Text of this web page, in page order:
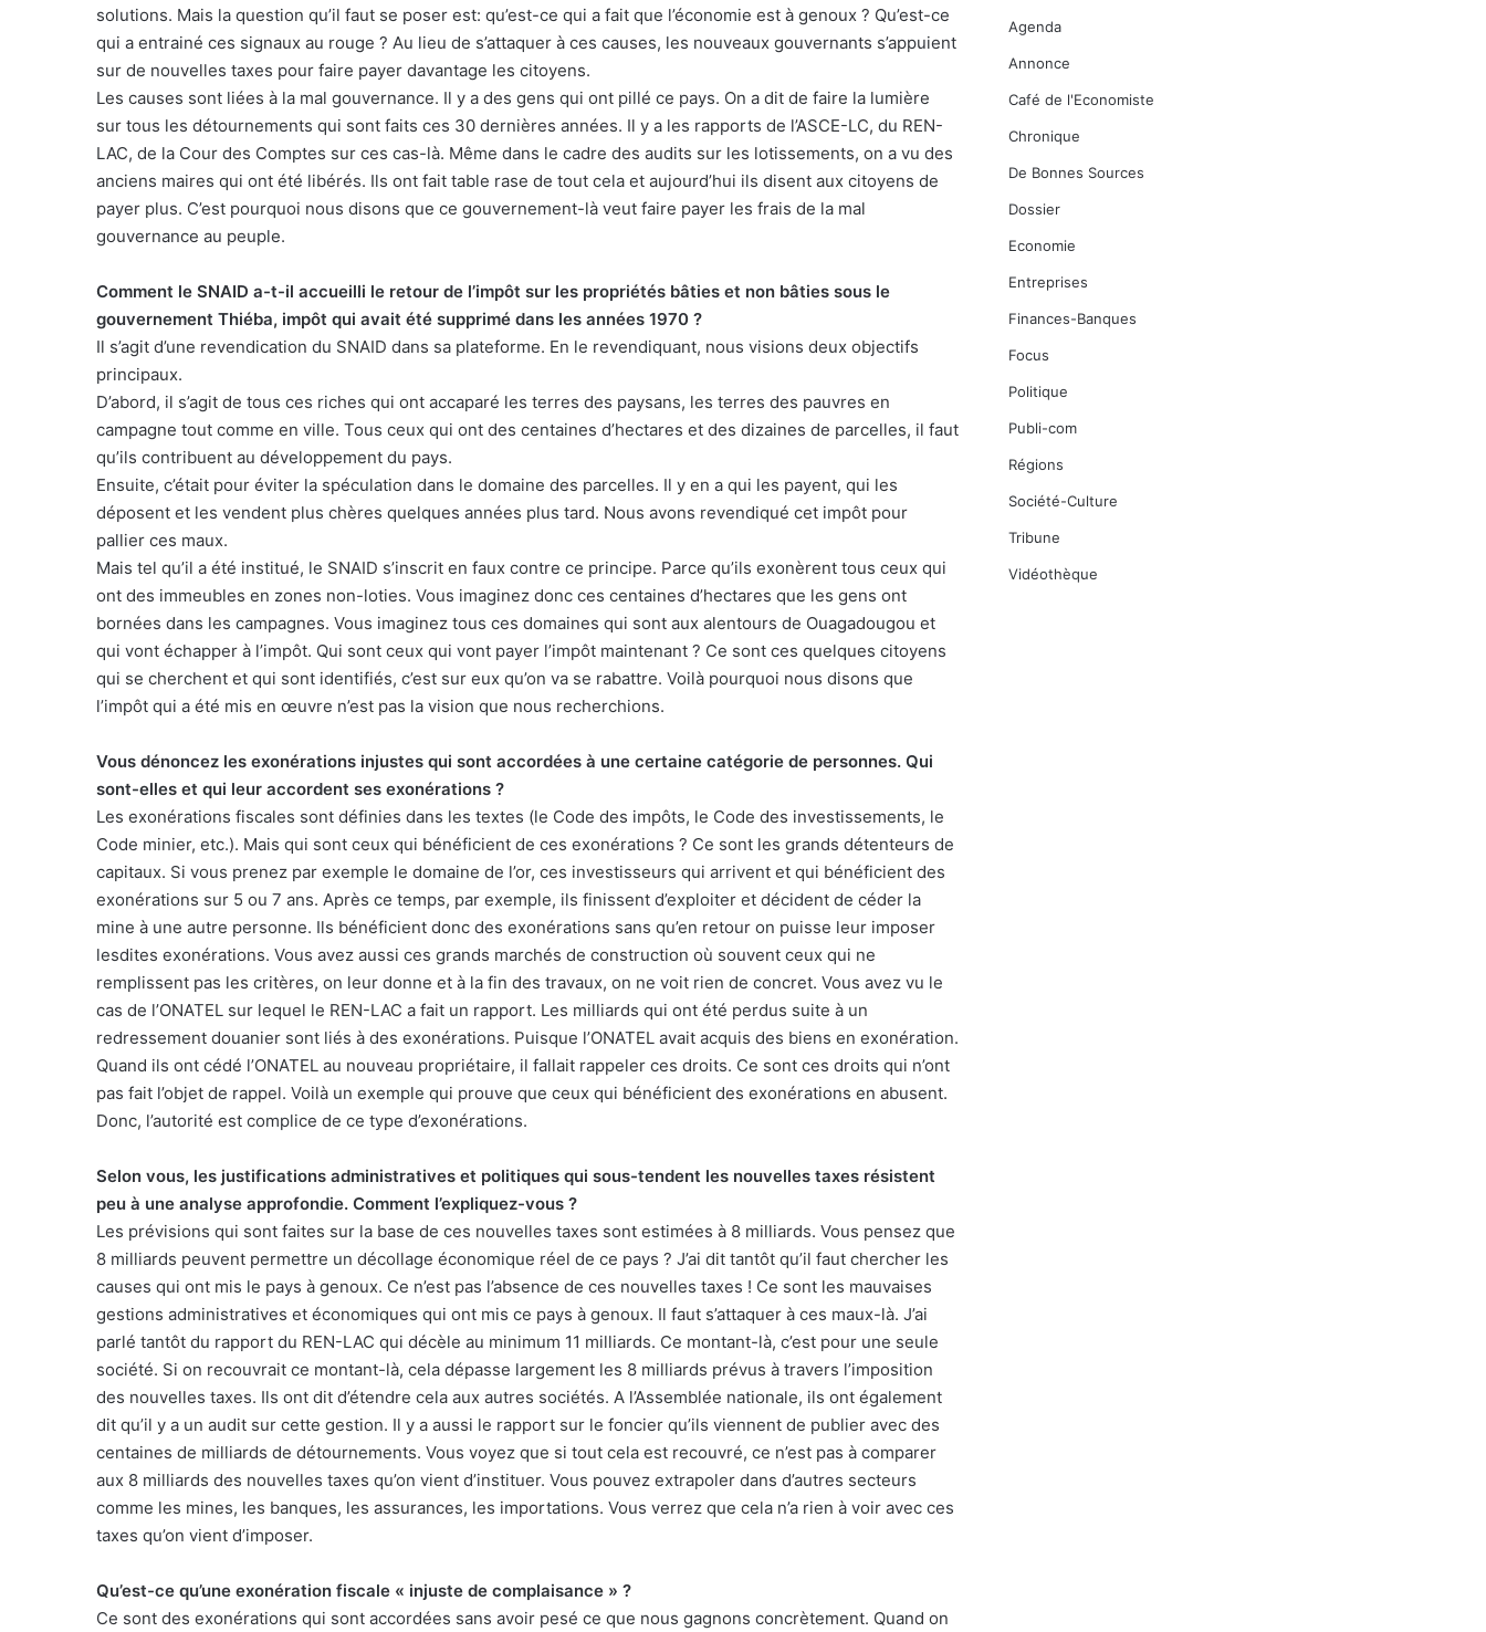
solutions. Mais la question qu’il faut se poser est: qu’est-ce qui a fait que l’économie est à genoux ? Qu’est-ce
qui a entrainé ces signaux au rouge ? Au lieu de s’attaquer à ces causes, les nouveaux gouvernants s’appuient
sur de nouvelles taxes pour faire payer davantage les citoyens.
Les causes sont liées à la mal gouvernance. Il y a des gens qui ont pillé ce pays. On a dit de faire la lumière
sur tous les détournements qui sont faits ces 30 dernières années. Il y a les rapports de l’ASCE-LC, du REN-
LAC, de la Cour des Comptes sur ces cas-là. Même dans le cadre des audits sur les lotissements, on a vu des
anciens maires qui ont été libérés. Ils ont fait table rase de tout cela et aujourd’hui ils disent aux citoyens de
payer plus. C’est pourquoi nous disons que ce gouvernement-là veut faire payer les frais de la mal
gouvernance au peuple.
Comment le SNAID a-t-il accueilli le retour de l’impôt sur les propriétés bâties et non bâties sous le
gouvernement Thiéba, impôt qui avait été supprimé dans les années 1970 ?
Il s’agit d’une revendication du SNAID dans sa plateforme. En le revendiquant, nous visions deux objectifs
principaux.
D’abord, il s’agit de tous ces riches qui ont accaparé les terres des paysans, les terres des pauvres en
campagne tout comme en ville. Tous ceux qui ont des centaines d’hectares et des dizaines de parcelles, il faut
qu’ils contribuent au développement du pays.
Ensuite, c’était pour éviter la spéculation dans le domaine des parcelles. Il y en a qui les payent, qui les
déposent et les vendent plus chères quelques années plus tard. Nous avons revendiqué cet impôt pour
pallier ces maux.
Mais tel qu’il a été institué, le SNAID s’inscrit en faux contre ce principe. Parce qu’ils exonèrent tous ceux qui
ont des immeubles en zones non-loties. Vous imaginez donc ces centaines d’hectares que les gens ont
bornées dans les campagnes. Vous imaginez tous ces domaines qui sont aux alentours de Ouagadougou et
qui vont échapper à l’impôt. Qui sont ceux qui vont payer l’impôt maintenant ? Ce sont ces quelques citoyens
qui se cherchent et qui sont identifiés, c’est sur eux qu’on va se rabattre. Voilà pourquoi nous disons que
l’impôt qui a été mis en œuvre n’est pas la vision que nous recherchions.
Vous dénoncez les exonérations injustes qui sont accordées à une certaine catégorie de personnes. Qui
sont-elles et qui leur accordent ses exonérations ?
Les exonérations fiscales sont définies dans les textes (le Code des impôts, le Code des investissements, le
Code minier, etc.). Mais qui sont ceux qui bénéficient de ces exonérations ? Ce sont les grands détenteurs de
capitaux. Si vous prenez par exemple le domaine de l’or, ces investisseurs qui arrivent et qui bénéficient des
exonérations sur 5 ou 7 ans. Après ce temps, par exemple, ils finissent d’exploiter et décident de céder la
mine à une autre personne. Ils bénéficient donc des exonérations sans qu’en retour on puisse leur imposer
lesdites exonérations. Vous avez aussi ces grands marchés de construction où souvent ceux qui ne
remplissent pas les critères, on leur donne et à la fin des travaux, on ne voit rien de concret. Vous avez vu le
cas de l’ONATEL sur lequel le REN-LAC a fait un rapport. Les milliards qui ont été perdus suite à un
redressement douanier sont liés à des exonérations. Puisque l’ONATEL avait acquis des biens en exonération.
Quand ils ont cédé l’ONATEL au nouveau propriétaire, il fallait rappeler ces droits. Ce sont ces droits qui n’ont
pas fait l’objet de rappel. Voilà un exemple qui prouve que ceux qui bénéficient des exonérations en abusent.
Donc, l’autorité est complice de ce type d’exonérations.
Selon vous, les justifications administratives et politiques qui sous-tendent les nouvelles taxes résistent
peu à une analyse approfondie. Comment l’expliquez-vous ?
Les prévisions qui sont faites sur la base de ces nouvelles taxes sont estimées à 8 milliards. Vous pensez que
8 milliards peuvent permettre un décollage économique réel de ce pays ? J’ai dit tantôt qu’il faut chercher les
causes qui ont mis le pays à genoux. Ce n’est pas l’absence de ces nouvelles taxes ! Ce sont les mauvaises
gestions administratives et économiques qui ont mis ce pays à genoux. Il faut s’attaquer à ces maux-là. J’ai
parlé tantôt du rapport du REN-LAC qui décèle au minimum 11 milliards. Ce montant-là, c’est pour une seule
société. Si on recouvrait ce montant-là, cela dépasse largement les 8 milliards prévus à travers l’imposition
des nouvelles taxes. Ils ont dit d’étendre cela aux autres sociétés. A l’Assemblée nationale, ils ont également
dit qu’il y a un audit sur cette gestion. Il y a aussi le rapport sur le foncier qu’ils viennent de publier avec des
centaines de milliards de détournements. Vous voyez que si tout cela est recouvré, ce n’est pas à comparer
aux 8 milliards des nouvelles taxes qu’on vient d’instituer. Vous pouvez extrapoler dans d’autres secteurs
comme les mines, les banques, les assurances, les importations. Vous verrez que cela n’a rien à voir avec ces
taxes qu’on vient d’imposer.
Qu’est-ce qu’une exonération fiscale « injuste de complaisance » ?
Ce sont des exonérations qui sont accordées sans avoir pesé ce que nous gagnons concrètement. Quand on
Agenda
Annonce
Café de l'Economiste
Chronique
De Bonnes Sources
Dossier
Economie
Entreprises
Finances-Banques
Focus
Politique
Publi-com
Régions
Société-Culture
Tribune
Vidéothèque